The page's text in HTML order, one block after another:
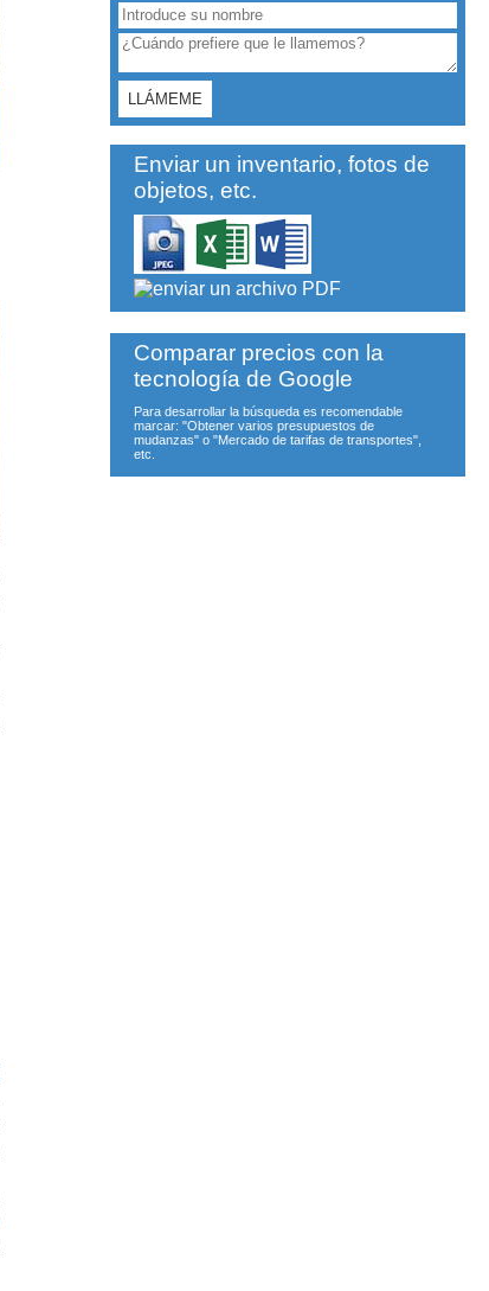
Enviar un inventario, fotos de
objetos, etc.
Comparar precios con la
tecnología de Google
Para desarrollar la búsqueda es recomendable
marcar: "Obtener varios presupuestos de
mudanzas" o "Mercado de tarifas de transportes",
etc.